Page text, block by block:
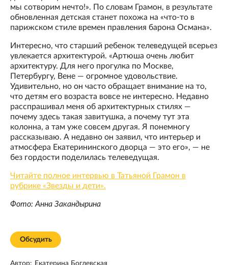
мы сотворим нечто!». По словам Грамон, в результате
обновленная детская станет похожа на «что-то в
парижском стиле времен правления барона Османа».
Интересно, что старший ребенок телеведущей всерьез
увлекается архитектурой. «Артюша очень любит
архитектуру. Для него прогулка по Москве,
Петербургу, Вене — огромное удовольствие.
Удивительно, но он часто обращает внимание на то,
что детям его возраста вовсе не интересно. Недавно
расспрашивал меня об архитектурных стилях —
почему здесь такая завитушка, а почему тут эта
колонна, а там уже совсем другая. Я понемногу
рассказываю. А недавно он заявил, что интерьер и
атмосфера Екатерининского дворца — это его», — не
без гордости поделилась телеведущая.
Читайте полное интервью в Татьяной Грамон в
рубрике «Звезды и дети».
Фото: Анна Закандырина
Обсудить
Автор: Екатерина Боглевская